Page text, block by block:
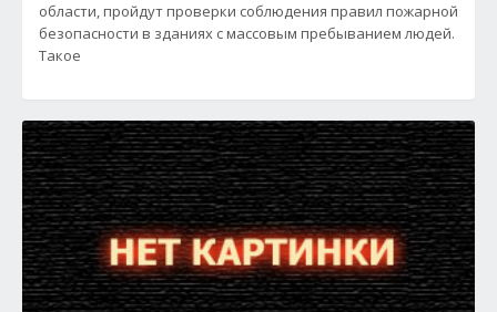
области, пройдут проверки соблюдения правил пожарной
безопасности в зданиях с массовым пребыванием людей.
Такое